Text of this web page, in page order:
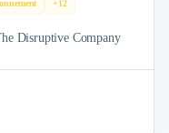
+12
Disruptive Company